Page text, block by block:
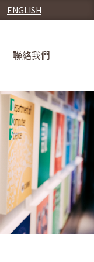
ENGLISH
聯絡我們